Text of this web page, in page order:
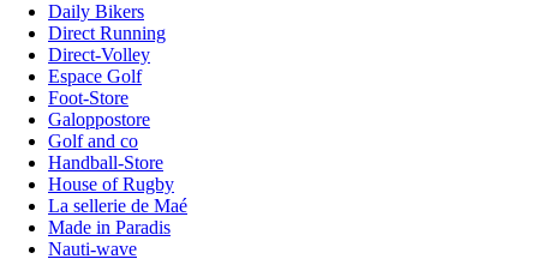
Daily Bikers
Direct Running
Direct-Volley
Espace Golf
Foot-Store
Galoppostore
Golf and co
Handball-Store
House of Rugby
La sellerie de Maé
Made in Paradis
Nauti-wave